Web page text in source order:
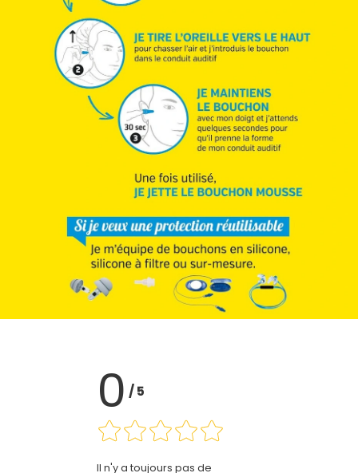
0 /5
Il n'y a toujours pas de